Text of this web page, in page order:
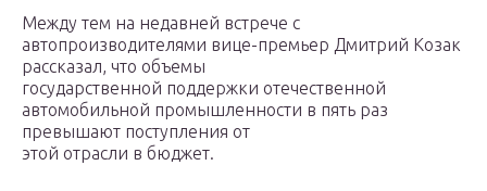
Между тем на недавней встрече с
автопроизводителями вице-премьер Дмитрий Козак
рассказал, что объемы
государственной поддержки отечественной
автомобильной промышленности в пять раз
превышают поступления от
этой отрасли в бюджет.